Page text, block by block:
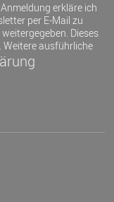
erkläre ich
per E-Mail zu
Dieses
Weitere ausführliche